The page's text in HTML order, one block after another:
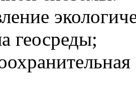
геосреды;